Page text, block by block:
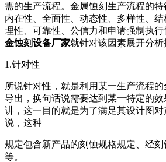
需的生产流程。金属蚀刻生产流程的特
内在性、全面性、动态性、多样性、
理性、可靠性、公信力和申请强制执行
金蚀刻设备厂家就针对该因素展开分析
1.针对性
所说针对性，就是利用某一生产流程
导出，换句话说需要达到某一特定的
讲，这一目的就是为了满足其设计图
说，这种
规定包含新产品的刻蚀规格规定、经
等。